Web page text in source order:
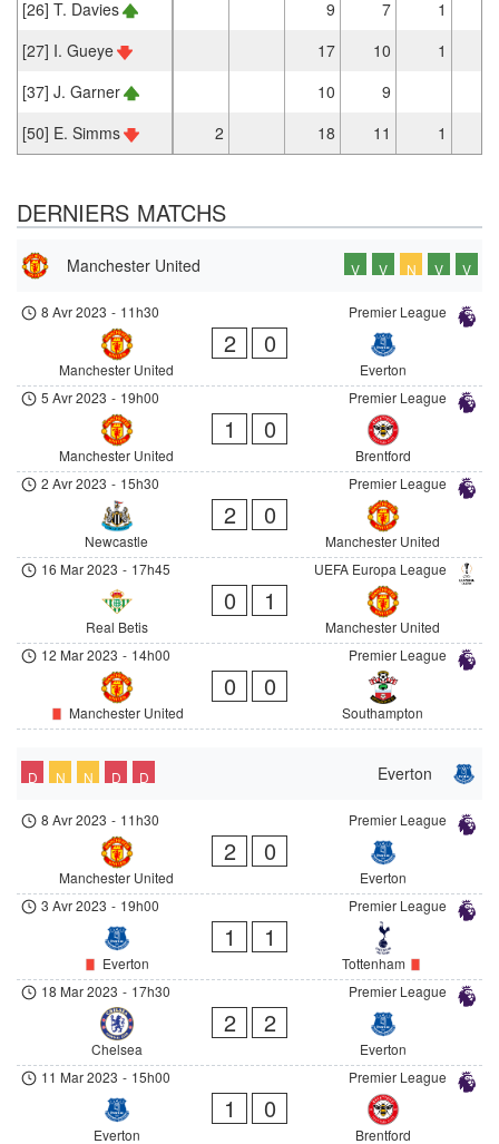
[26] T. Davies 9 7
1
[27] I. Gueye
17 10 1
[37] J. Garner
10 9
[50] E. Simms
2 18 11 1
DERNIERS MATCHS
Manchester United V V N V V
Premier League
8 Avr 2023 - 11h30
Manchester United
2 0
Everton
Premier League
5 Avr 2023 - 19h00
Manchester United
1 0
Brentford
Premier League
2 Avr 2023 - 15h30
Newcastle
2 0
Manchester United
UEFA Europa League
16 Mar 2023 - 17h45
Real Betis
0 1
Manchester United
Premier League
12 Mar 2023 - 14h00
Manchester United
0 0
Southampton
Everton
D N N D D
Premier League
8 Avr 2023 - 11h30
Manchester United
2 0
Everton
Premier League
3 Avr 2023 - 19h00
Everton
1 1
Tottenham
Premier League
18 Mar 2023 - 17h30
Chelsea
2 2
Everton
Premier League
11 Mar 2023 - 15h00
Everton
1 0
Brentford